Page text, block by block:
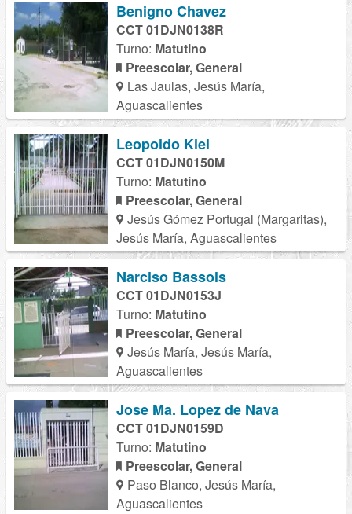
Benigno Chavez
CCT 01DJN0138R
Turno: Matutino
Preescolar, General
Las Jaulas, Jesús María,
Aguascalientes
Leopoldo Kiel
CCT 01DJN0150M
Turno: Matutino
Preescolar, General
Jesús Gómez Portugal (Margaritas),
Jesús María, Aguascalientes
Narciso Bassols
CCT 01DJN0153J
Turno: Matutino
Preescolar, General
Jesús María, Jesús María,
Aguascalientes
Jose Ma. Lopez de Nava
CCT 01DJN0159D
Turno: Matutino
Preescolar, General
Paso Blanco, Jesús María,
Aguascalientes